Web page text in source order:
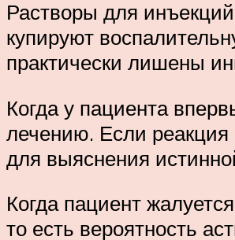
Растворы для
купируют
практически лишены
Когда у пациента
лечению. Если реакция
для выяснения
Когда пациент
то есть вероятность